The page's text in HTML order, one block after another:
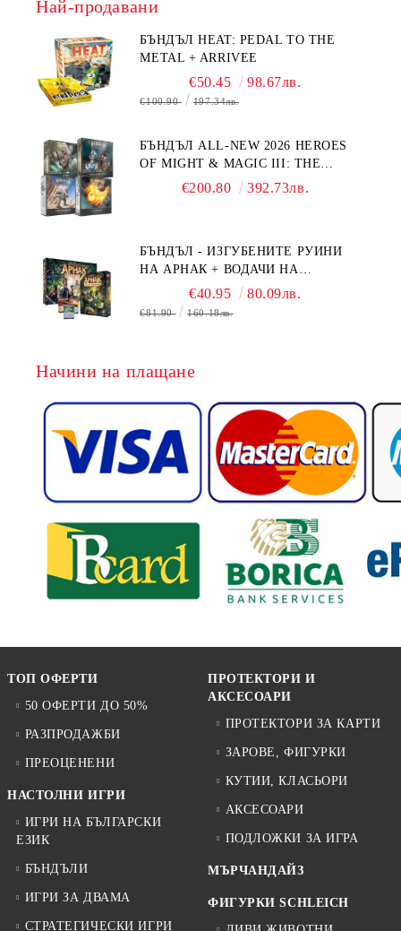
Най-продавани
БЪНДЪЛ HEAT: PEDAL TO THE
METAL + ARRIVEE
€50.45 98.67лв.
€100.90 197.34лв.
БЪНДЪЛ ALL-NEW 2026 HEROES
OF MIGHT & MAGIC III: THE
BOARD GAME EXPANSIONS -
€200.80 392.73лв.
БЪНДЪЛ - ИЗГУБЕНИТЕ РУИНИ
НА АРНАК + ВОДАЧИ НА
ЕКСПЕДИЦИИ + ПРОМО КАРТИ
БЕЗПЛАТНО
€40.95 80.09лв.
€81.90 160.18лв.
Начини на плащане
ТОП ОФЕРТИ
50 ОФЕРТИ ДО 50%
РАЗПРОДАЖБИ
ПРЕОЦЕНЕНИ
НАСТОЛНИ ИГРИ
ИГРИ НА БЪЛГАРСКИ
ЕЗИК
БЪНДЪЛИ
ИГРИ ЗА ДВАМА
СТРАТЕГИЧЕСКИ ИГРИ
ПРОТЕКТОРИ И
АКСЕСОАРИ
ПРОТЕКТОРИ ЗА КАРТИ
ЗАРОВЕ, ФИГУРКИ
КУТИИ, КЛАСЬОРИ
АКСЕСОАРИ
ПОДЛОЖКИ ЗА ИГРА
МЪРЧАНДАЙЗ
ФИГУРКИ SCHLEICH